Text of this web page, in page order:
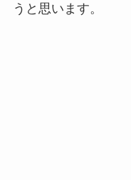
うと思います。